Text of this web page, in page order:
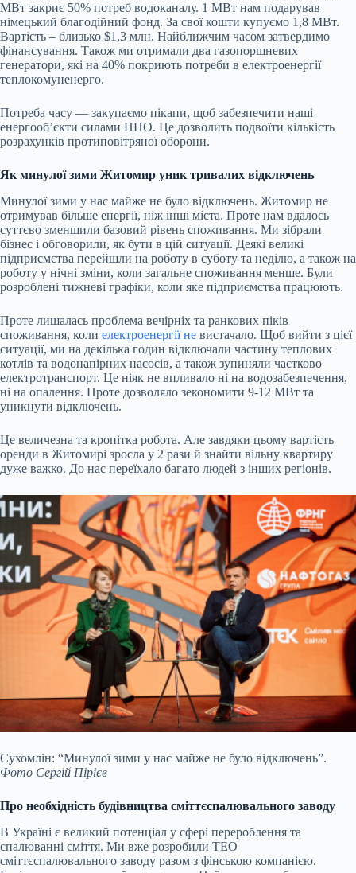
МВт закриє 50% потреб водоканалу. 1 МВт нам подарував
німецький благодійний фонд. За свої кошти купуємо 1,8 МВт.
Вартість – близько $1,3 млн. Найближчим часом затвердимо
фінансування. Також ми отримали два газопоршневих
генератори, які на 40% покриють потреби в електроенергії
теплокомуненерго.
Потреба часу — закупаємо пікапи, щоб забезпечити наші
енергообʼєкти силами ППО. Це дозволить подвоїти кількість
розрахунків протиповітряної оборони.
Як минулої зими Житомир уник тривалих відключень
Минулої зими у нас майже не було відключень. Житомир не
отримував більше енергії, ніж інші міста. Проте нам вдалось
суттєво зменшили базовий рівень споживання. Ми зібрали
бізнес і обговорили, як бути в цій ситуації. Деякі великі
підприємства перейшли на роботу в суботу та неділю, а також на
роботу у нічні зміни, коли загальне споживання менше. Були
розроблені тижневі графіки, коли яке підприємства працюють.
Проте лишалась проблема вечірніх та ранкових піків
споживання, коли електроенергії не вистачало. Щоб вийти з цієї
ситуації, ми на декілька годин відключали частину теплових
котлів та водонапірних насосів, а також зупиняли частково
електротранспорт. Це ніяк не впливало ні на водозабезпечення,
ні на опалення. Проте дозволяло зекономити 9-12 МВт та
уникнути відключень.
Це величезна та кропітка робота. Але завдяки цьому вартість
оренди в Житомирі зросла у 2 рази й знайти вільну квартиру
дуже важко. До нас переїхало багато людей з інших регіонів.
Сухомлін: “Минулої зими у нас майже не було відключень”.
Фото Сергій Пірієв
Про необхідність будівництва сміттєспалювального заводу
В Україні є великий потенціал у сфері перероблення та
спалюванні сміття. Ми вже розробили ТЕО
сміттєспалювального заводу разом з фінською компанією.